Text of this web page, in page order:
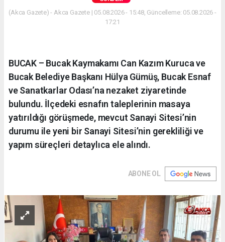
(Akca Gazete) - Akca Gazete | 05.08.2026 - 15:48, Güncelleme: 05.08.2026 -
17:21
BUCAK – Bucak Kaymakamı Can Kazım Kuruca ve
Bucak Belediye Başkanı Hülya Gümüş, Bucak Esnaf
ve Sanatkarlar Odası’na nezaket ziyaretinde
bulundu. İlçedeki esnafın taleplerinin masaya
yatırıldığı görüşmede, mevcut Sanayi Sitesi’nin
durumu ile yeni bir Sanayi Sitesi’nin gerekliliği ve
yapım süreçleri detaylıca ele alındı.
ABONE OL